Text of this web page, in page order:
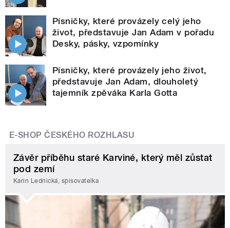
Písničky, které provázely celý jeho
život, představuje Jan Adam v pořadu
Desky, pásky, vzpomínky
Písničky, které provázely jeho život,
představuje Jan Adam, dlouholetý
tajemník zpěváka Karla Gotta
E-SHOP ČESKÉHO ROZHLASU
Závěr příběhu staré Karviné, který měl zůstat
pod zemí
Karin Lednická, spisovatelka